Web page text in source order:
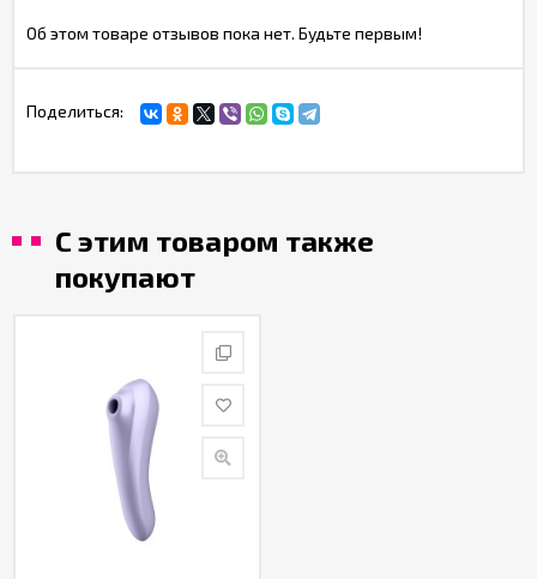
Об этом товаре отзывов пока нет. Будьте первым!
Поделиться:
С этим товаром также
покупают